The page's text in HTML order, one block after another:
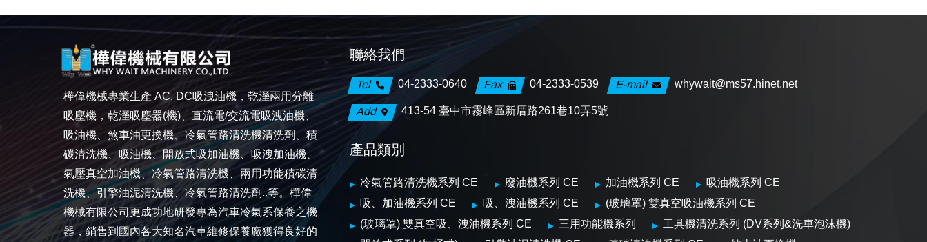
樺偉機械專業生產 AC, DC吸洩油機，乾溼兩用分離
吸塵機，乾溼吸塵器(機)、直流電/交流電吸洩油機、
吸油機、煞車油更換機、冷氣管路清洗機清洗劑、積
碳清洗機、吸油機、開放式吸加油機、吸洩加油機、
氣壓真空加油機、冷氣管路清洗機、兩用功能積碳清
洗機、引擎油泥清洗機、冷氣管路清洗劑..等。樺偉
機械有限公司更成功地研發專為汽車冷氣系保養之機
器，銷售到國內各大知名汽車維修保養廠獲得良好的
聯絡我們
Tel 04-2333-0640 Fax 04-2333-0539 E-mail whywait@ms57.hinet.net
Add 413-54 臺中市霧峰區新厝路261巷10弄5號
產品類別
冷氣管路清洗機系列 CE 廢油機系列 CE 加油機系列 CE
吸油機系列 CE
吸、加油機系列 CE
吸、洩油機系列 CE
(玻璃罩) 雙真空吸油機系列 CE
(玻璃罩) 雙真空吸、洩油機系列 CE
三用功能機系列
工具機清洗系列 (DV系列&洗車泡沫機)